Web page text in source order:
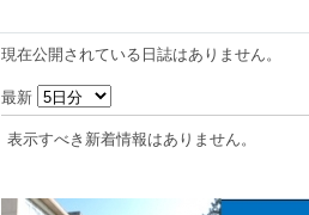
現在公開されている日誌はありません。
最新
表示すべき新着情報はありません。